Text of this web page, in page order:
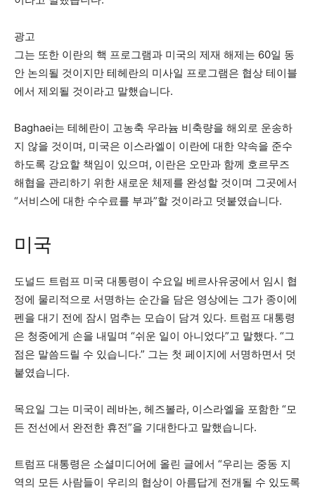
광고
그는 또한 이란의 핵 프로그램과 미국의 제재 해제는 60일 동
안 논의될 것이지만 테헤란의 미사일 프로그램은 협상 테이블
에서 제외될 것이라고 말했습니다.
Baghaei는 테헤란이 고농축 우라늄 비축량을 해외로 운송하
지 않을 것이며, 미국은 이스라엘이 이란에 대한 약속을 준수
하도록 강요할 책임이 있으며, 이란은 오만과 함께 호르무즈
해협을 관리하기 위한 새로운 체제를 완성할 것이며 그곳에서
“서비스에 대한 수수료를 부과”할 것이라고 덧붙였습니다.
미국
도널드 트럼프 미국 대통령이 수요일 베르사유궁에서 임시 협
정에 물리적으로 서명하는 순간을 담은 영상에는 그가 종이에
펜을 대기 전에 잠시 멈추는 모습이 담겨 있다. 트럼프 대통령
은 청중에게 손을 내밀며 “쉬운 일이 아니었다”고 말했다. “그
점은 ​​말씀드릴 수 있습니다.” 그는 첫 페이지에 서명하면서 덧
붙였습니다.
목요일 그는 미국이 레바논, 헤즈볼라, 이스라엘을 포함한 “모
든 전선에서 완전한 휴전”을 기대한다고 말했습니다.
트럼프 대통령은 소셜미디어에 올린 글에서 “우리는 중동 지
역의 모든 사람들이 우리의 협상이 아름답게 전개될 수 있도록